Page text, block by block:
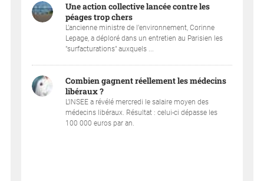
Une action collective lancée contre les
péages trop chers
L’ancienne ministre de l’environnement, Corinne
Lepage, a déploré dans un entretien au Parisien les
"surfacturations" auxquels ...
Combien gagnent réellement les médecins
libéraux ?
L’INSEE a révélé mercredi le salaire moyen des
médecins libéraux. Résultat : celui-ci dépasse les
100 000 euros par an.